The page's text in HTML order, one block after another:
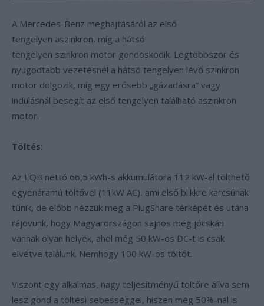
A Mercedes-Benz meghajtásáról az első
tengelyen aszinkron, míg a hátsó
tengelyen szinkron motor gondoskodik. Legtöbbször és
nyugodtabb vezetésnél a hátsó tengelyen lévő szinkron
motor dolgozik, míg egy erősebb „gázadásra” vagy
indulásnál besegít az első tengelyen található aszinkron
motor.
Töltés:
Az EQB nettó 66,5 kWh-s akkumulátora 112 kW-al tölthető
egyenáramú töltővel (11kW AC), ami első blikkre karcsúnak
tűnik, de előbb nézzük meg a PlugShare térképét és utána
rájövünk, hogy Magyarországon sajnos még jócskán
vannak olyan helyek, ahol még 50 kW-os DC-t is csak
elvétve találunk. Nemhogy 100 kW-os töltőt.
Viszont egy alkalmas, nagy teljesítményű töltőre állva sem
lesz gond a töltési sebességgel, hiszen még 50%-nál is